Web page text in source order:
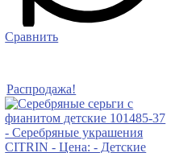
Сравнить
Распродажа!